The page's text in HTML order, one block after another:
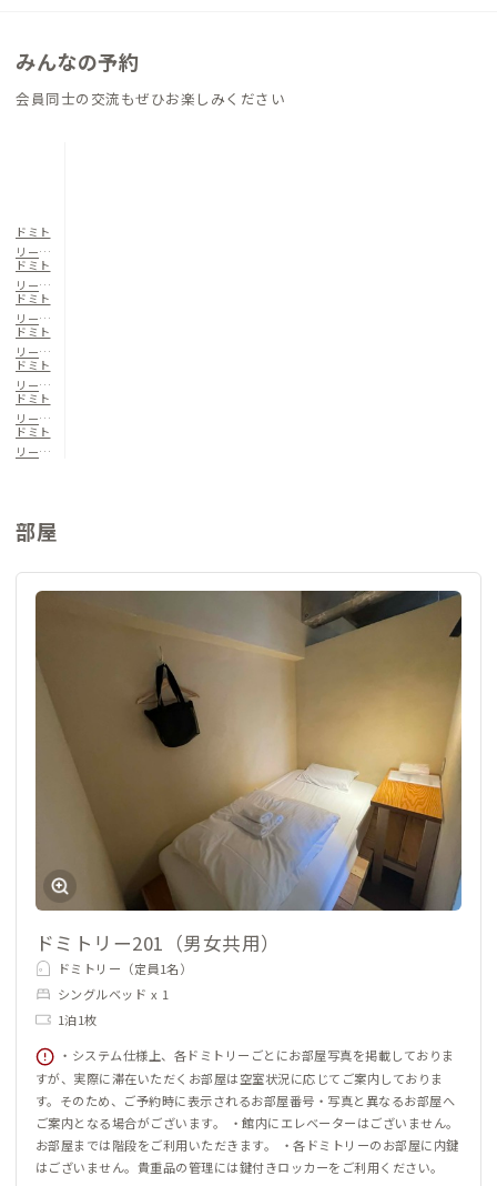
スも入っています。 滞在をきっかけに仕事や活動がつながるな
ど、思いがけない出会いが生まれることもあります。
みんなの予約
会員同士の交流もぜひお楽しみください
ドミト
リー20
1（男女
共用）
ドミト
リー20
2（男女
共用）
ドミト
リー20
3（男女
共用）
ドミト
リー20
4（男女
共用）
ドミト
リー20
5（男女
共用）
ドミト
リー20
6（男女
共用）
ドミト
リー20
部屋
ドミトリー201（男女共用）
ドミトリー（定員1名）
シングルベッド x 1
1泊1枚
・システム仕様上、各ドミトリーごとにお部屋写真を掲載しておりま
すが、実際に滞在いただくお部屋は空室状況に応じてご案内しておりま
す。そのため、ご予約時に表示されるお部屋番号・写真と異なるお部屋へ
ご案内となる場合がございます。 ・館内にエレベーターはございません。
お部屋までは階段をご利用いただきます。 ・各ドミトリーのお部屋に内鍵
はございません。貴重品の管理には鍵付きロッカーをご利用ください。